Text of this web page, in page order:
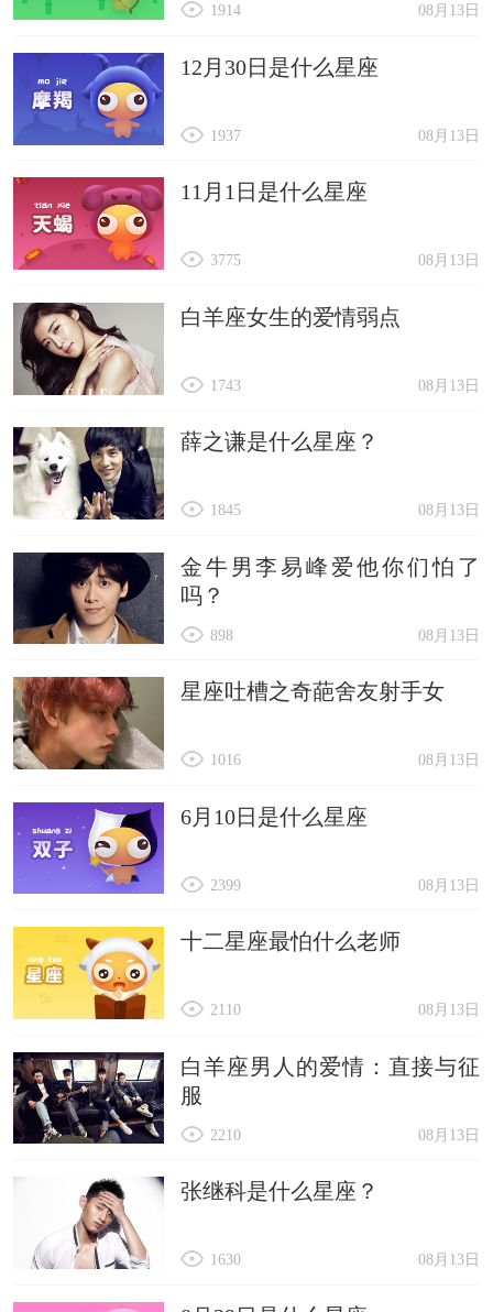
08月13日
1914
12月30日是什么星座
08月13日
1937
11月1日是什么星座
08月13日
3775
白羊座女生的爱情弱点
08月13日
1743
薛之谦是什么星座？
08月13日
1845
金牛男李易峰爱他你们怕了
吗？
08月13日
898
星座吐槽之奇葩舍友射手女
08月13日
1016
6月10日是什么星座
08月13日
2399
十二星座最怕什么老师
08月13日
2110
白羊座男人的爱情：直接与征
服
08月13日
2210
张继科是什么星座？
08月13日
1630